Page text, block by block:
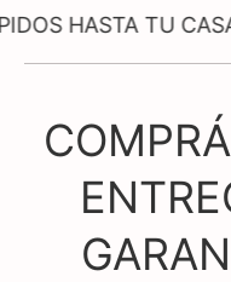
TU CASA. PAGÁ